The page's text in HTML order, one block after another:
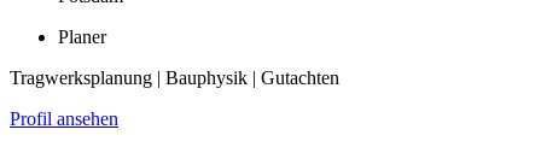
Planer
Tragwerksplanung | Bauphysik | Gutachten
Profil ansehen